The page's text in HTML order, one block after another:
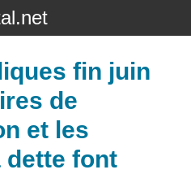
fin juin
de
et les
dette font